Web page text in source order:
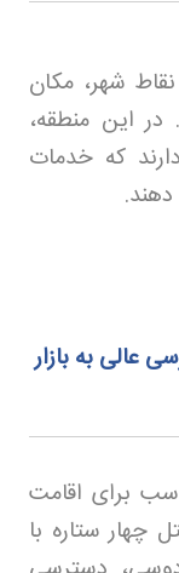
شهر، مکان
این منطقه،
که خدمات
.
عالی به بازار
برای اقامت
چهار ستاره با